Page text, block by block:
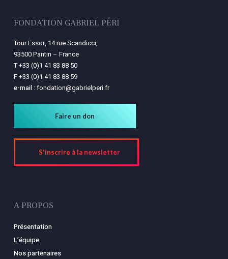
FONDATION GABRIEL PÉRI
Tour Essor, 14 rue Scandicci,
93500 Pantin – France
T+33 (0)1 41 83 88 50
F+33 (0)1 41 83 88 59
e-mail : fondation@gabrielperi.fr
Faire un don
S'inscrire à la newsletter
A PROPOS
Présentation
L’équipe
Nos partenaires